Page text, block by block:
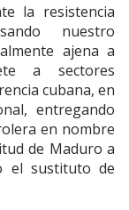
la resistencia
nuestro
ajena a
a sectores
cubana, en
entregando
en nombre
de Maduro a
el sustituto de